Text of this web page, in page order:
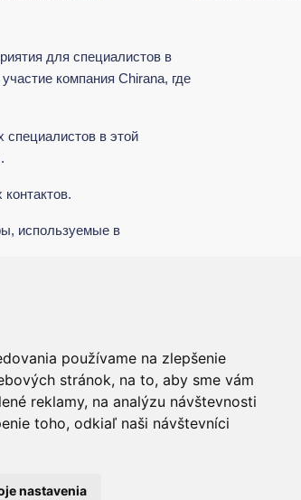
používame na zlepšenie
stránok, na to, aby sme vám
reklamy, na analýzu návštevnosti
toho, odkiaľ naši návštevníci
nastavenia
для специалистов в
компания Chirana, где
в этой
используемые в